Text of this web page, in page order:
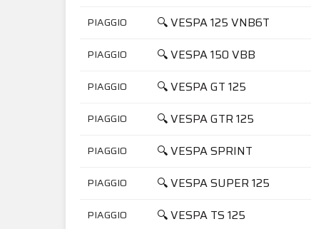
PIAGGIO 🔍 VESPA 125 VNB6T
PIAGGIO 🔍 VESPA 150 VBB
PIAGGIO 🔍 VESPA GT 125
PIAGGIO 🔍 VESPA GTR 125
PIAGGIO 🔍 VESPA SPRINT
PIAGGIO 🔍 VESPA SUPER 125
PIAGGIO 🔍 VESPA TS 125